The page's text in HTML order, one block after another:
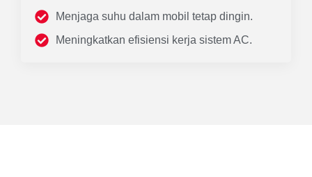
Menjaga suhu dalam mobil tetap dingin.
Meningkatkan efisiensi kerja sistem AC.